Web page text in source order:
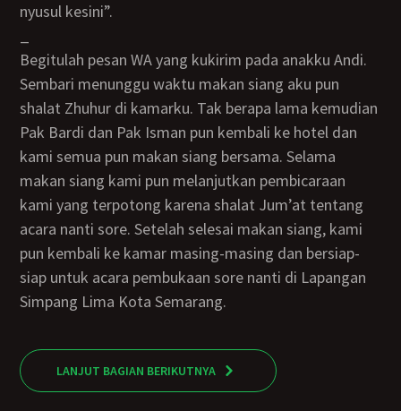
nyusul kesini”.
Begitulah pesan WA yang kukirim pada anakku Andi.
Sembari menunggu waktu makan siang aku pun
shalat Zhuhur di kamarku. Tak berapa lama kemudian
Pak Bardi dan Pak Isman pun kembali ke hotel dan
kami semua pun makan siang bersama. Selama
makan siang kami pun melanjutkan pembicaraan
kami yang terpotong karena shalat Jum’at tentang
acara nanti sore. Setelah selesai makan siang, kami
pun kembali ke kamar masing-masing dan bersiap-
siap untuk acara pembukaan sore nanti di Lapangan
Simpang Lima Kota Semarang.
LANJUT BAGIAN BERIKUTNYA